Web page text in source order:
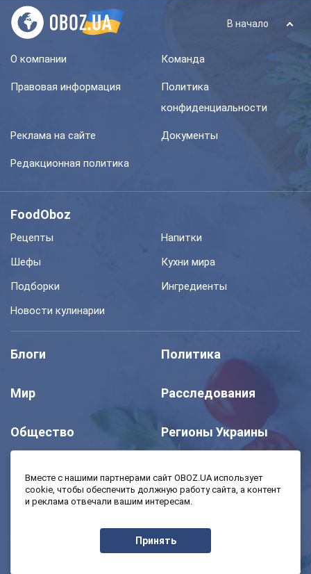
В начало
О компании Команда
Правовая информация
Политика
конфиденциальности
Реклама на сайте Документы
Редакционная политика
FoodOboz
Рецепты
Напитки
Шефы
Кухни мира
Подборки
Ингредиенты
Новости кулинарии
Блоги Политика
Мир Расследования
Общество Регионы Украины
Моя школа Авто
Экономика
Вместе с нашими партнерами сайт OBOZ.UA использует
cookie, чтобы обеспечить должную работу сайта, а контент
и реклама отвечали вашим интересам.
Принять